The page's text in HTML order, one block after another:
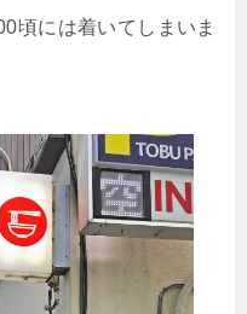
頃には着いてしまいま